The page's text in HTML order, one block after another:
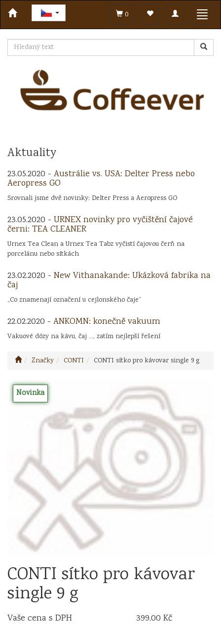
Toggle
navigation
0
Aktuality
23.05.2020 - Austrálie vs. USA: Delter Press nebo
Aeropress GO
Srovnali jsme dvě novinky: Delter Press a Aeropress GO
23.05.2020 - URNEX novinky pro vyčištění čajové
černi: TEA CLEANER
Urnex Tea Clean a Urnex Tea Tabz vyčistí čajovou čerň na
porcelánu nebo sítkách
23.02.2020 - New Vithanakande: Ukázková fabrika na
čaj
„Co znamenají označení u cejlonského čaje“
22.02.2020 - ANKOMN: konečně vakuum
Vakuové dózy na kávu, čaj ..., zatím nejlepší řešení
Značky CONTI CONTI sítko pro kávovar single 9 g
Novinka
CONTI sítko pro kávovar
single 9 g
Vaše cena s DPH
399,00 Kč